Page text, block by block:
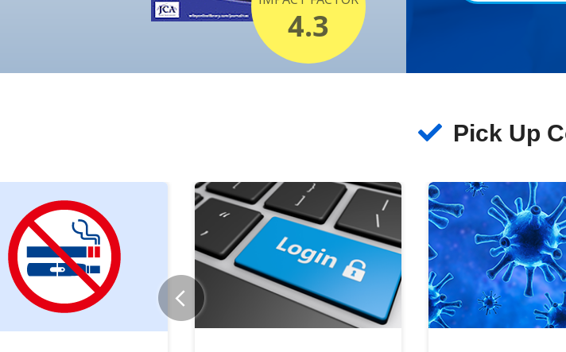
関連機関から
千里ライフサイエンス振興財団：「千里ライフサイエン
知らせ
令和8年度革新的医療技術研究開発推進事業（産学官共同
金沢大学ナノ生命科学研究所10周年記念シンポジウム開催
2026年7月2日 人材募集
横浜市立大学 医学部・医学研究科：専任教員の公募（生
教）について
2026年6月30日 公募案内 加藤記念バイオサイエンス振興財団：助成事業（2件）に
2026年6月25日 関連機関から 「希少がんコミュニティ オープンデー2026」開催中止の
2026年6月25日
4.3
Pick Up